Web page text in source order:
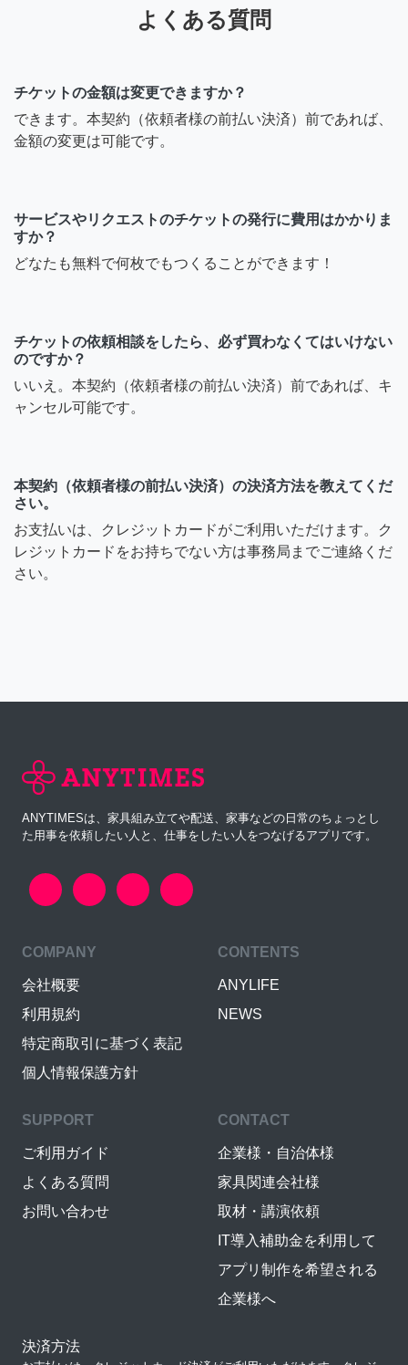
よくある質問
チケットの金額は変更できますか？
できます。本契約（依頼者様の前払い決済）前であれば、
金額の変更は可能です。
サービスやリクエストのチケットの発行に費用はかかりま
すか？
どなたも無料で何枚でもつくることができます！
チケットの依頼相談をしたら、必ず買わなくてはいけない
のですか？
いいえ。本契約（依頼者様の前払い決済）前であれば、キ
ャンセル可能です。
本契約（依頼者様の前払い決済）の決済方法を教えてくだ
さい。
お支払いは、クレジットカードがご利用いただけます。ク
レジットカードをお持ちでない方は事務局までご連絡くだ
さい。
ANYTIMESは、家具組み立てや配送、家事などの日常のちょっとし
た用事を依頼したい人と、仕事をしたい人をつなげるアプリです。
COMPANY
会社概要
利用規約
特定商取引に基づく表記
個人情報保護方針
CONTENTS
ANYLIFE
NEWS
SUPPORT
ご利用ガイド
よくある質問
お問い合わせ
CONTACT
企業様・自治体様
家具関連会社様
取材・講演依頼
IT導入補助金を利用して
アプリ制作を希望される
企業様へ
決済方法